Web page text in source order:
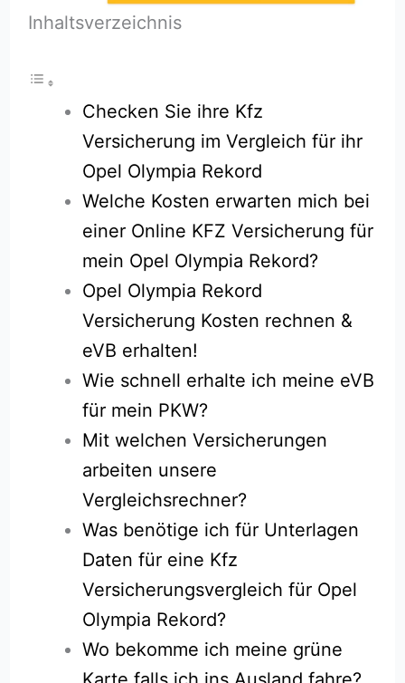
Inhaltsverzeichnis
Checken Sie ihre Kfz
Versicherung im Vergleich für ihr
Opel Olympia Rekord
Welche Kosten erwarten mich bei
einer Online KFZ Versicherung für
mein Opel Olympia Rekord?
Opel Olympia Rekord
Versicherung Kosten rechnen &
eVB erhalten!
Wie schnell erhalte ich meine eVB
für mein PKW?
Mit welchen Versicherungen
arbeiten unsere
Vergleichsrechner?
Was benötige ich für Unterlagen
Daten für eine Kfz
Versicherungsvergleich für Opel
Olympia Rekord?
Wo bekomme ich meine grüne